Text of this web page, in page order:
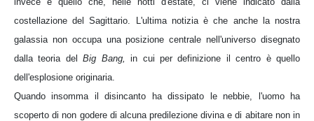
costellazione del Sagittario. L'ultima notizia è che anche la nostra
galassia non occupa una posizione centrale nell'universo disegnato
dalla teoria delBig Bang,in cui per definizione il centro è quello
dell'esplosione originaria.
Quando insomma il disincanto ha dissipato le nebbie, l'uomo ha
scoperto di non godere di alcuna predilezione divina e di abitare non in